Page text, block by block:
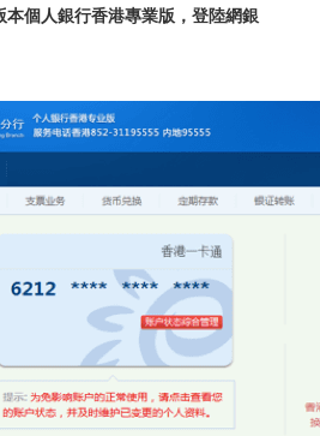
個人銀行香港專業版，登陸網銀